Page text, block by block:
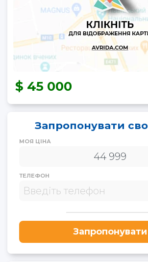
45 000
Запропонувати
МОЯ ЦІНА
ТЕЛЕФОН
Запропонувати